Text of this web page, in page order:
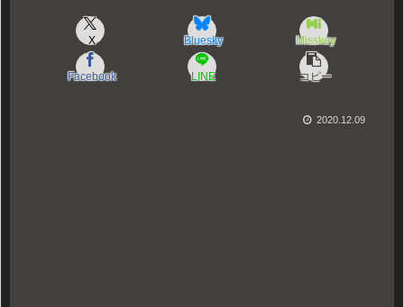
X Bluesky Misskey
Facebook LINE コピー
2020.12.09